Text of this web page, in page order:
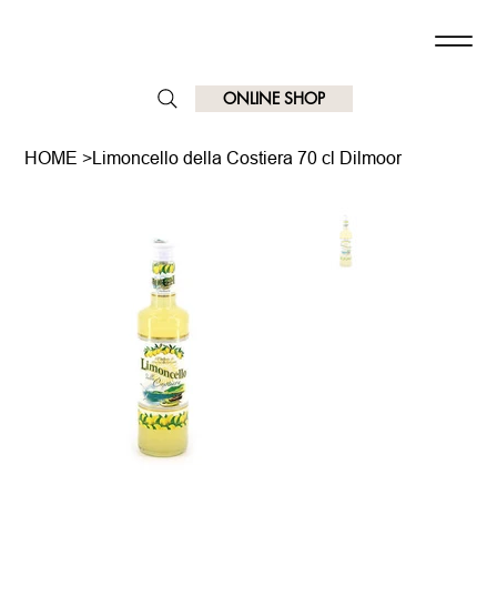
ONLINE SHOP
HOME >Limoncello della Costiera 70 cl Dilmoor